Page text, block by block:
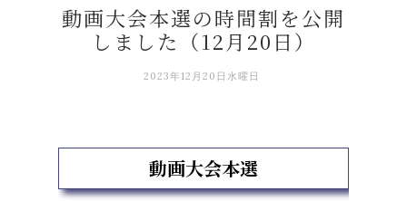
動画大会本選の時間割を公開
しました（12月20日）
2023年12月20日水曜日
動画大会本選